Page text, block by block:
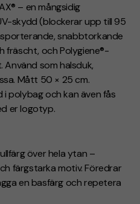
– en mångsidig
skydd (blockerar upp till 95
snabbtorkande
fräscht, och Polygiene®-
som halsduk,
Mått 50 × 25 cm.
i polybag och kan även fås
er logotyp.
över hela ytan –
färgstarka motiv. Föredrar
en basfärg och repetera